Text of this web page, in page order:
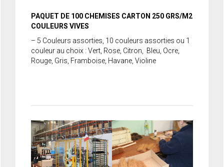
PAQUET DE 100 CHEMISES CARTON 250 GRS/M2
COULEURS VIVES
– 5 Couleurs assorties, 10 couleurs assorties ou 1
couleur au choix : Vert, Rose, Citron, Bleu, Ocre,
Rouge, Gris, Framboise, Havane, Violine